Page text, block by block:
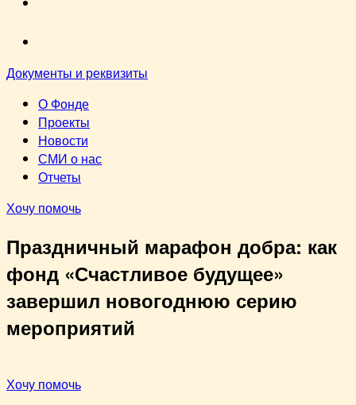
Документы и реквизиты
О Фонде
Проекты
Новости
СМИ о нас
Отчеты
Хочу помочь
Праздничный марафон добра: как
фонд «Счастливое будущее»
завершил новогоднюю серию
мероприятий
Хочу помочь